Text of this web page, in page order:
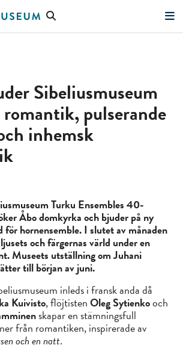
Sök
Sibeliusmuseum
pulserande
inhemsk
Turku Ensembles 40-
Åbo domkyrka och bjuder på ny
för hornensemble. I slutet av månaden
och färgernas värld under en
Museets utställning om Juhani
till början av juni.
inleds i fransk anda då
Kuivisto, flöjtistenOleg Sytienkooch
skapar en stämningsfull
från romantiken, inspirerade av
och en natt.